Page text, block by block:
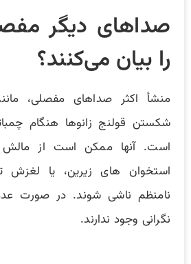
صداهای دیگر
را بیان می‌کنند؟
منشأ اکثر صداهای مفصلی،
شکستن قولنج زانوها هنگام
است. آنها ممکن است از مالش
استخوان های زیرین، یا
نامنظم ناشی شوند. در صورت
نگرانی وجود ندارند.